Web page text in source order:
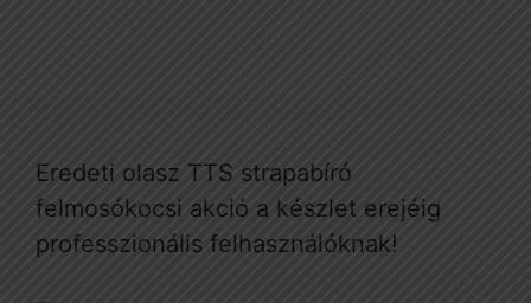
Eredeti olasz TTS strapabíró
felmosókocsi akció a készlet erejéig
professzionális felhasználóknak!